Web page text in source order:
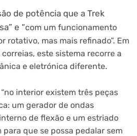
de potência que a Trek
e “com um funcionamento
rotativo, mas mais refinado”. Em
este sistema recorre a
e eletrónica diferente.
interior existem três peças
um gerador de ondas
de flexão e um estriado
que se possa pedalar sem